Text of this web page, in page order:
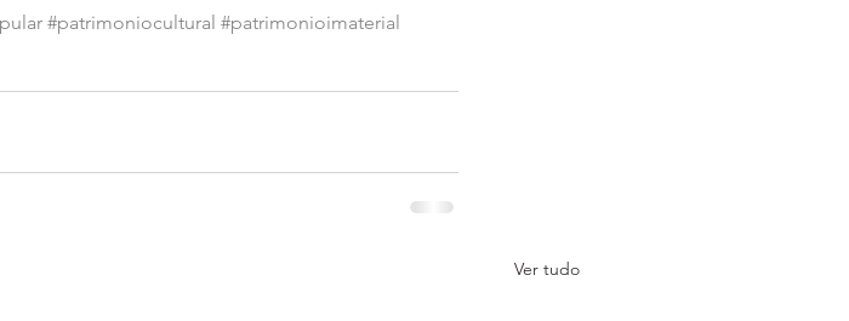
#patrimoniocultural #patrimonioimaterial
Ver tudo